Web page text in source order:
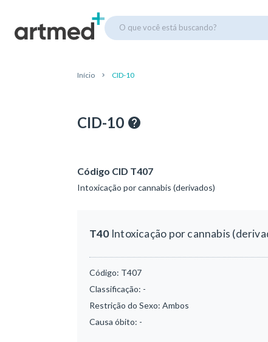
O que você está buscando?
Início CID-10
CID-10
Código CID T407
Intoxicação por cannabis (derivados)
T40Intoxicação por cannabis
Código: T407
Classificação: -
Restrição do Sexo: Ambos
Causa óbito: -